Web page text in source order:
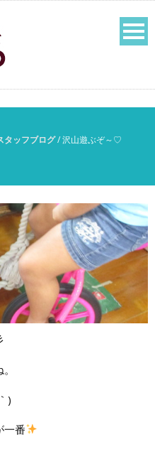
タッフブログ/沢山遊ぶぞ～♡
)
一番